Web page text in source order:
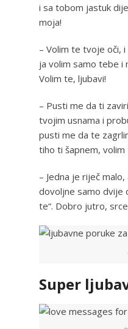
i sa tobom jastuk
moja!
– Volim te tvoje oči,
ja volim samo tebe i
Volim te, ljubavi!
– Pusti me da ti
tvojim usnama i
pusti me da te
tiho ti šapnem, volim
– Jedna je riječ
dovoljne samo dvije
te“. Dobro jutro,
Super